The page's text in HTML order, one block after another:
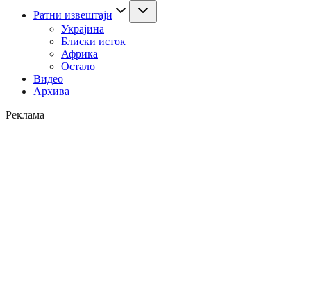
Ратни извештаји
Украјина
Блиски исток
Африка
Остало
Видео
Архива
Реклама